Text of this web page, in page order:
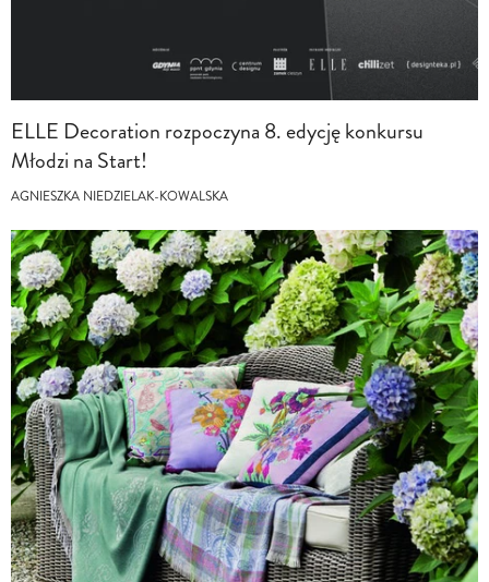
ELLE Decoration rozpoczyna 8. edycję konkursu
Młodzi na Start!
AGNIESZKA NIEDZIELAK-KOWALSKA